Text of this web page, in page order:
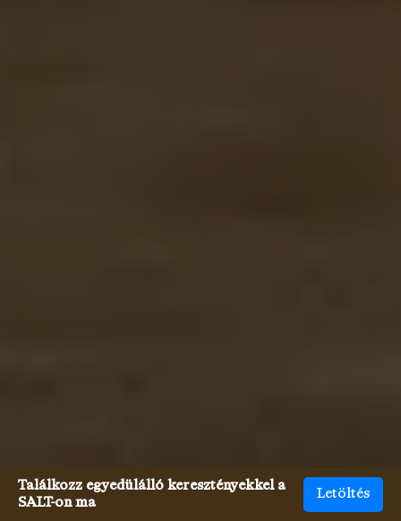
Találkozz egyedülálló keresztényekkel a
SALT-on ma
Letöltés